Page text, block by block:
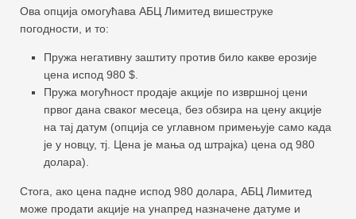
Ова опција омогућава АБЦ Лимитед вишеструке
погодности, и то:
Пружа негативну заштиту против било какве ерозије
цена испод 980 $.
Пружа могућност продаје акције по извршној цени
првог дана сваког месеца, без обзира на цену акције
на тај датум (опција се углавном примењује само када
је у новцу, тј. Цена је мања од штрајка) цена од 980
долара).
Стога, ако цена падне испод 980 долара, АБЦ Лимитед
може продати акције на унапред назначене датуме и